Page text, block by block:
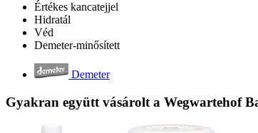
Értékes kancatejjel
Hidratál
Véd
Demeter-minősített
Demeter
Gyakran együtt vásárolt a Wegwartehof